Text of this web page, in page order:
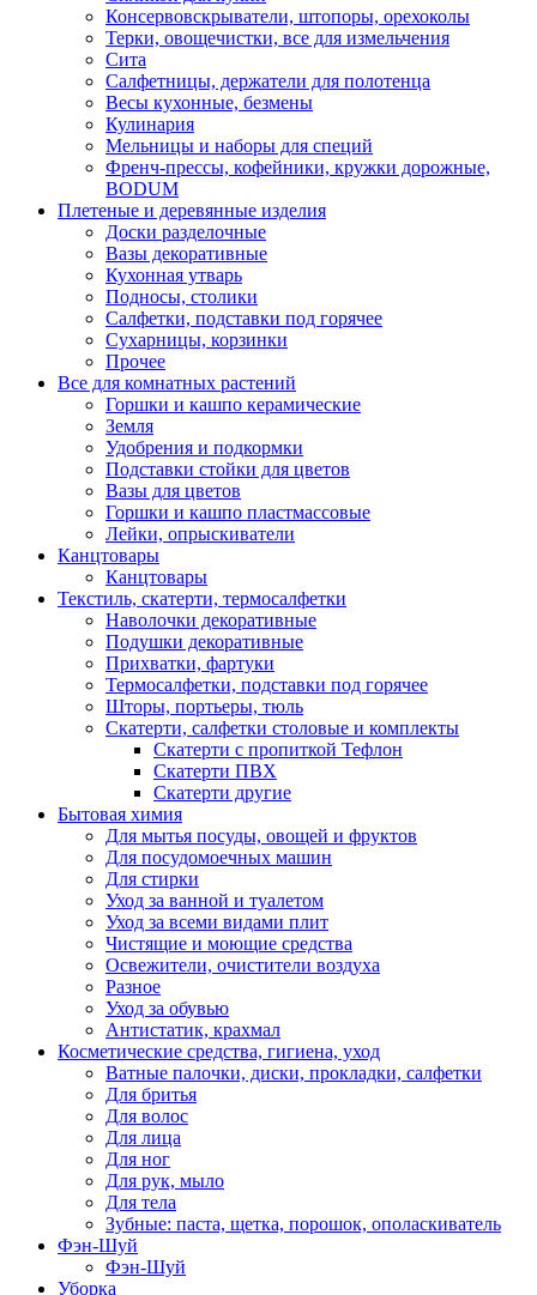
Консервовскрыватели, штопоры, орехоколы
Терки, овощечистки, все для измельчения
Сита
Салфетницы, держатели для полотенца
Весы кухонные, безмены
Кулинария
Мельницы и наборы для специй
Френч-прессы, кофейники, кружки дорожные,
BODUM
Плетеные и деревянные изделия
Доски разделочные
Вазы декоративные
Кухонная утварь
Подносы, столики
Салфетки, подставки под горячее
Сухарницы, корзинки
Прочее
Все для комнатных растений
Горшки и кашпо керамические
Земля
Удобрения и подкормки
Подставки стойки для цветов
Вазы для цветов
Горшки и кашпо пластмассовые
Лейки, опрыскиватели
Канцтовары
Канцтовары
Текстиль, скатерти, термосалфетки
Наволочки декоративные
Подушки декоративные
Прихватки, фартуки
Термосалфетки, подставки под горячее
Шторы, портьеры, тюль
Скатерти, салфетки столовые и комплекты
Скатерти с пропиткой Тефлон
Скатерти ПВХ
Скатерти другие
Бытовая химия
Для мытья посуды, овощей и фруктов
Для посудомоечных машин
Для стирки
Уход за ванной и туалетом
Уход за всеми видами плит
Чистящие и моющие средства
Освежители, очистители воздуха
Разное
Уход за обувью
Антистатик, крахмал
Косметические средства, гигиена, уход
Ватные палочки, диски, прокладки, салфетки
Для бритья
Для волос
Для лица
Для ног
Для рук, мыло
Для тела
Зубные: паста, щетка, порошок, ополаскиватель
Фэн-Шуй
Фэн-Шуй
Уборка